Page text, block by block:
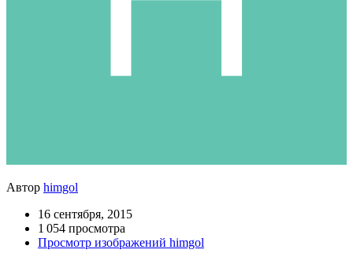
Автор himgol
16 сентября, 2015
1 054 просмотра
Просмотр изображений himgol